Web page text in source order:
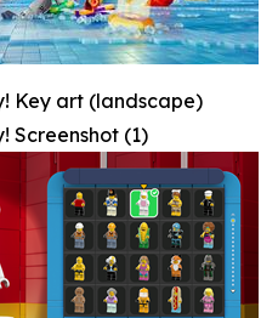
Key art (landscape)
Screenshot (1)